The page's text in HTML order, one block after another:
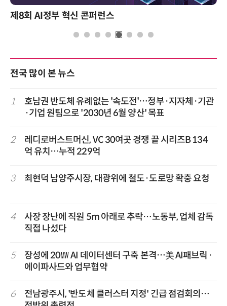
정부 혁신 콘퍼런스
전국 많이 본 뉴스
1
호남권 반도체 유례없는 '속도전'…정부·지자체·기관
·기업 원팀으로 '2030년 6월 양산' 목표
2
레디로버스트머신, VC 30여곳 경쟁 끝 시리즈B 134
억 유치…누적 229억
3 최현덕 남양주시장, 대광위에 철도·도로망 확충 요청
4
사장 장난에 직원 5m 아래로 추락…노동부, 업체 감독
직접 나섰다
5
장성에 20㎿ AI 데이터센터 구축 본격…美 AI패브릭·
에이파사드와 업무협약
6
전남광주시, '반도체 클러스터 지정' 긴급 점검회의…